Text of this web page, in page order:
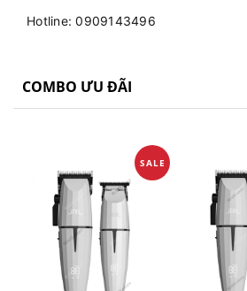
Hotline: 0909143496
COMBO ƯU ĐÃI
SALE